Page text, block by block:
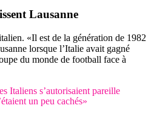
Lausanne
«Il est de la génération de 1982
lorsque l’Italie avait gagné
du monde de football face à
Italiens s’autorisaient pareille
un peu cachés»